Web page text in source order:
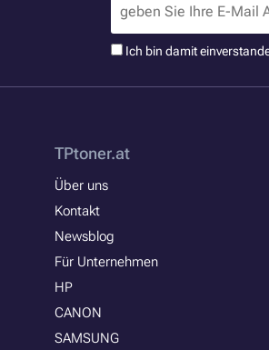
Ich bin damit
TPtoner.at
Über uns
Kontakt
Newsblog
Für Unternehmen
HP
CANON
SAMSUNG